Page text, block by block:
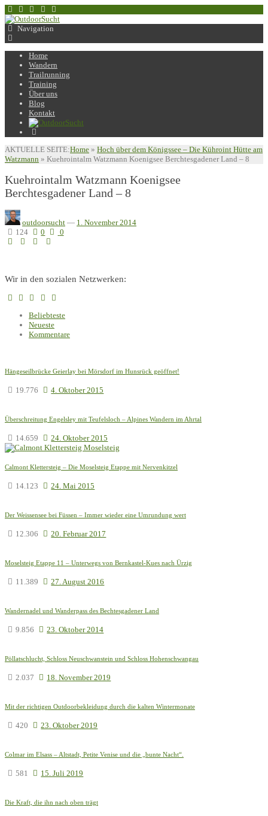
Navigation
Home
Wandern
Trailrunning
Training
Über uns
Blog
Kontakt
AKTUELLE SEITE:Home » Hoch über dem Königssee – Die Kühroint Hütte am
Watzmann » Kuehrointalm Watzmann Koenigsee Berchtesgadener Land – 8
Kuehrointalm Watzmann Koenigsee
Berchtesgadener Land – 8
outdoorsucht — 1. November 2014
124
0 0
Wir in den sozialen Netzwerken:
Beliebteste
Neueste
Kommentare
Hängeseilbrücke Geierlay bei Mörsdorf im Hunsrück geöffnet!
19.776 4. Oktober 2015
Überschreitung Engelsley mit Teufelsloch – Alpines Wandern im Ahrtal
14.659 24. Oktober 2015
Calmont Klettersteig – Die Moselsteig Etappe mit Nervenkitzel
14.123 24. Mai 2015
Der Weissensee bei Füssen – Immer wieder eine Umrundung wert
12.306 20. Februar 2017
Moselsteig Etappe 11 – Unterwegs von Bernkastel-Kues nach Ürzig
11.389 27. August 2016
Wandernadel und Wanderpass des Bechtesgadener Land
9.856 23. Oktober 2014
Pöllatschlucht, Schloss Neuschwanstein und Schloss Hohenschwangau
2.037 18. November 2019
Mit der richtigen Outdoorbekleidung durch die kalten Wintermonate
420 23. Oktober 2019
Colmar im Elsass – Altstadt, Petite Venise und die „bunte Nacht“.
581 15. Juli 2019
Die Kraft, die ihn nach oben trägt